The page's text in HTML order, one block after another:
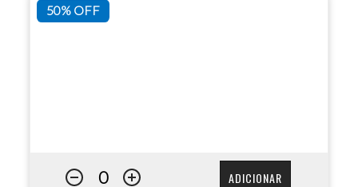
50% OFF
ADICIONAR